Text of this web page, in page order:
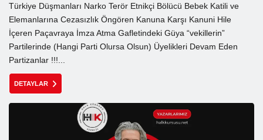
Türkiye Düşmanları Narko Terör Etnikçi Bölücü Bebek Katili ve
Elemanlarına Cezasızlık Öngören Kanuna Karşı Kanuni Hile
İçeren Paçavraya İmza Atma Gafletindeki Güya “vekillerin”
Partilerinde (Hangi Parti Olursa Olsun) Üyelikleri Devam Eden
Partizanlar !!!...
DETAYLAR